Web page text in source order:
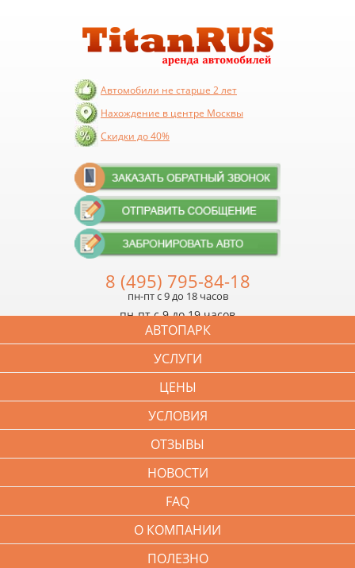
Автомобили не старше 2 лет
Нахождение в центре Москвы
Скидки до 40%
8 (495) 795-84-18
пн-пт с 9 до 18 часов
пн-пт с 9 до 19 часов
АВТОПАРК
УСЛУГИ
ЦЕНЫ
УСЛОВИЯ
ОТЗЫВЫ
НОВОСТИ
FAQ
О КОМПАНИИ
ПОЛЕЗНО